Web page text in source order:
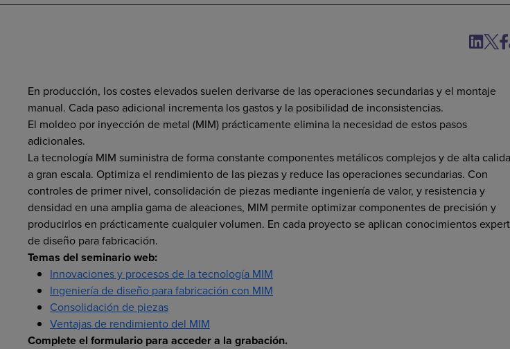
En producción, los costes elevados suelen derivarse de las operaciones secundarias y el montaje
manual. Cada paso adicional incrementa los gastos y la posibilidad de inconsistencias.
El moldeo por inyección de metal (MIM) prácticamente elimina la necesidad de estos pasos
adicionales.
La tecnología MIM suministra de forma constante componentes metálicos complejos y de alta
a gran escala. Optimiza el rendimiento de las piezas y reduce las operaciones secundarias. Con
controles de primer nivel, consolidación de piezas mediante ingeniería de valor, y resistencia y
densidad en una amplia gama de aleaciones, MIM permite optimizar componentes de precisión y
producirlos en prácticamente cualquier volumen. En cada proyecto se aplican conocimientos
de diseño para fabricación.
Temas del seminario web:
Innovaciones y procesos de la tecnología MIM
Ingeniería de diseño para fabricación con MIM
Consolidación de piezas
Ventajas de rendimiento del MIM
Complete el formulario para acceder a la grabación.